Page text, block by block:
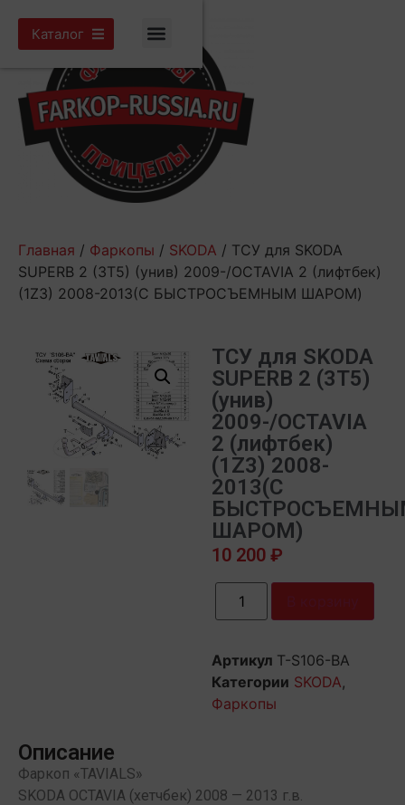
Каталог
Главная / Фаркопы / SKODA / ТСУ для SKODA
SUPERB 2 (3T5) (унив) 2009-/OCTAVIA 2 (лифтбек)
(1Z3) 2008-2013(С БЫСТРОСЪЕМНЫМ ШАРОМ)
ТСУ для SKODA
SUPERB 2 (3T5)
(унив)
2009-/OCTAVIA
2 (лифтбек)
(1Z3) 2008-
2013(С
ШАРОМ)
10 200 ₽
Артикул Т-S106-BA
Категории SKODA,
Фаркопы
Описание
Фаркоп «TAVIALS»
SKODA OCTAVIA (хетчбек) 2008 — 2013 г.в.